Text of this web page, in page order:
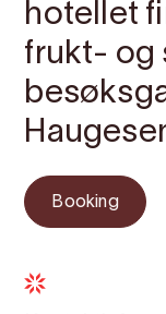
hotellet
frukt- og
Booking